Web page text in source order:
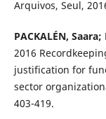
Arquivos, Seul,
PACKALÉN,
2016
justification for
sector
403-419.